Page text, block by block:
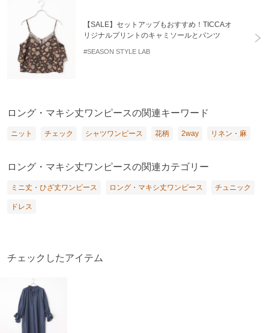
【SALE】セットアップもおすすめ！TICCAオ
リジナルプリントのキャミソールとパンツ
#SEASON STYLE LAB
ロング・マキシ丈ワンピースの関連キーワード
ニット チェック シャツワンピース 花柄 2way リネン・麻
ロング・マキシ丈ワンピースの関連カテゴリー
ミニ丈・ひざ丈ワンピース ロング・マキシ丈ワンピース チュニック
ドレス
チェックしたアイテム